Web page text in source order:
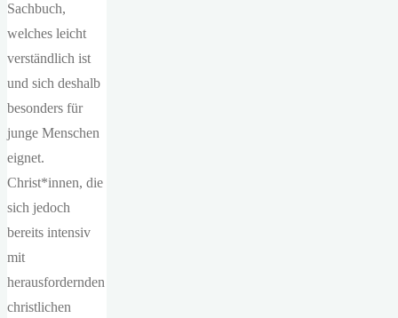
Sachbuch,
welches leicht
verständlich ist
und sich deshalb
besonders für
junge Menschen
eignet.
Christ*innen, die
sich jedoch
bereits intensiv
mit
herausfordernden
christlichen